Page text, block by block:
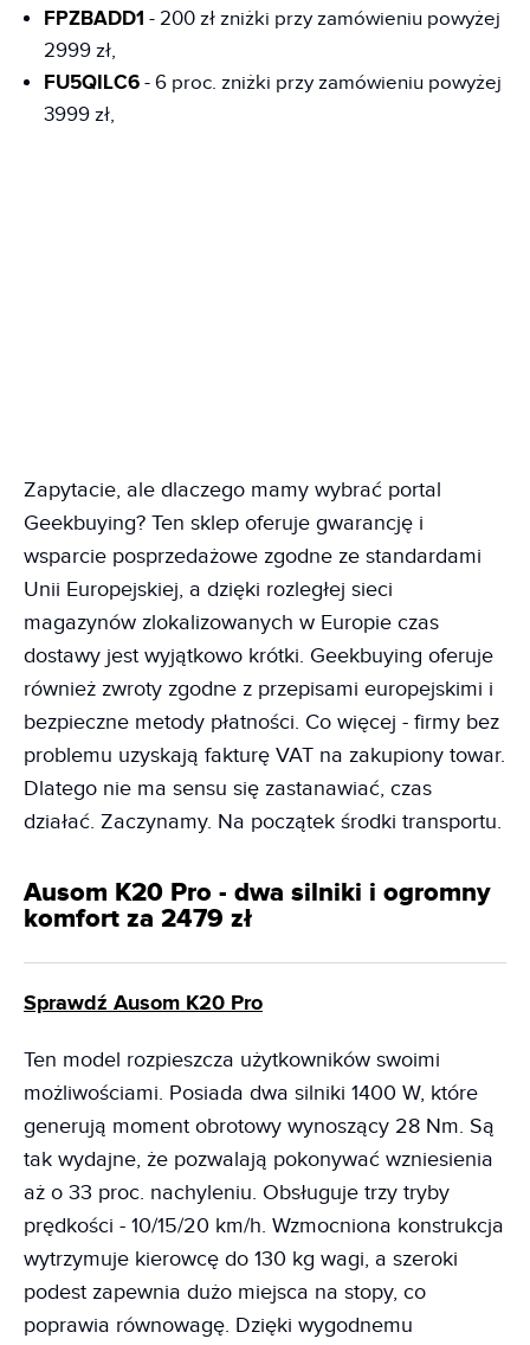
FPZBADD1 - 200 zł zniżki przy zamówieniu powyżej
2999 zł,
FU5QILC6 - 6 proc. zniżki przy zamówieniu powyżej
3999 zł,
Zapytacie, ale dlaczego mamy wybrać portal
Geekbuying? Ten sklep oferuje gwarancję i
wsparcie posprzedażowe zgodne ze standardami
Unii Europejskiej, a dzięki rozległej sieci
magazynów zlokalizowanych w Europie czas
dostawy jest wyjątkowo krótki. Geekbuying oferuje
również zwroty zgodne z przepisami europejskimi i
bezpieczne metody płatności. Co więcej - firmy bez
problemu uzyskają fakturę VAT na zakupiony towar.
Dlatego nie ma sensu się zastanawiać, czas
działać. Zaczynamy. Na początek środki transportu.
Ausom K20 Pro - dwa silniki i ogromny
komfort za 2479 zł
Sprawdź Ausom K20 Pro
Ten model rozpieszcza użytkowników swoimi
możliwościami. Posiada dwa silniki 1400 W, które
generują moment obrotowy wynoszący 28 Nm. Są
tak wydajne, że pozwalają pokonywać wzniesienia
aż o 33 proc. nachyleniu. Obsługuje trzy tryby
prędkości - 10/15/20 km/h. Wzmocniona konstrukcja
wytrzymuje kierowcę do 130 kg wagi, a szeroki
podest zapewnia dużo miejsca na stopy, co
poprawia równowagę. Dzięki wygodnemu